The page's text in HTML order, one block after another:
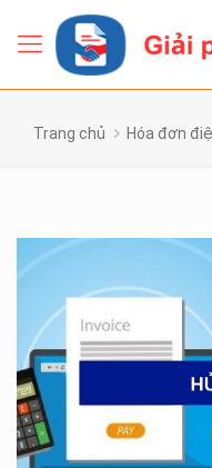
Trang chủ Hóa đơn